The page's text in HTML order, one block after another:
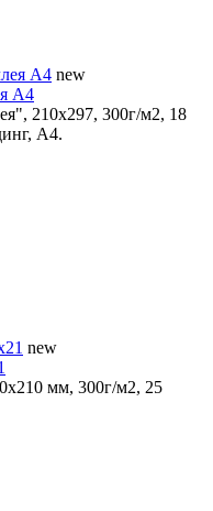
new
А4
210х297, 300г/м2, 18
А4.
new
мм, 300г/м2, 25